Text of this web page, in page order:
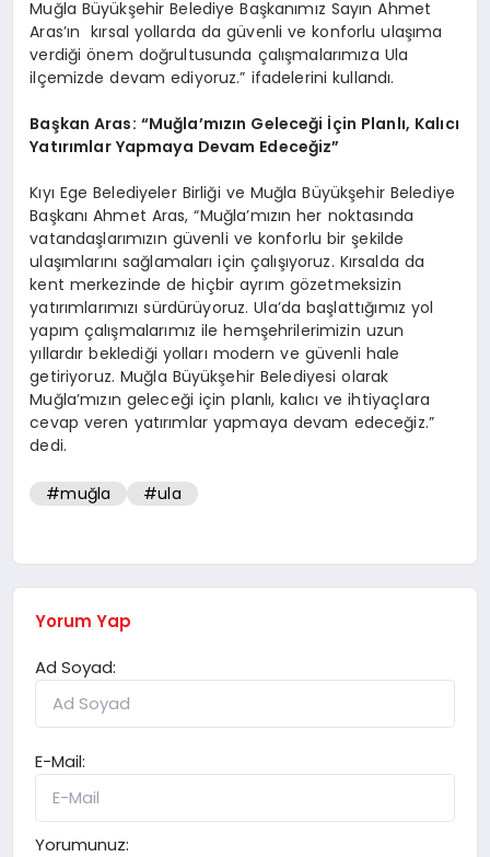
Muğla Büyükşehir Belediye Başkanımız Sayın Ahmet
Aras’ın kırsal yollarda da güvenli ve konforlu ulaşıma
verdiği önem doğrultusunda çalışmalarımıza Ula
ilçemizde devam ediyoruz.” ifadelerini kullandı.
Başkan Aras: “Muğla’mızın Geleceği İçin Planlı, Kalıcı
Yatırımlar Yapmaya Devam Edeceğiz”
Kıyı Ege Belediyeler Birliği ve Muğla Büyükşehir Belediye
Başkanı Ahmet Aras, “Muğla’mızın her noktasında
vatandaşlarımızın güvenli ve konforlu bir şekilde
ulaşımlarını sağlamaları için çalışıyoruz. Kırsalda da
kent merkezinde de hiçbir ayrım gözetmeksizin
yatırımlarımızı sürdürüyoruz. Ula’da başlattığımız yol
yapım çalışmalarımız ile hemşehrilerimizin uzun
yıllardır beklediği yolları modern ve güvenli hale
getiriyoruz. Muğla Büyükşehir Belediyesi olarak
Muğla’mızın geleceği için planlı, kalıcı ve ihtiyaçlara
cevap veren yatırımlar yapmaya devam edeceğiz.”
dedi.
#muğla #ula
Yorum Yap
Ad Soyad:
E-Mail:
Yorumunuz: